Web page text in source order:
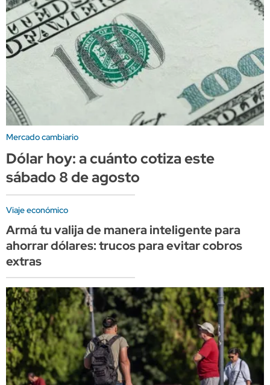
Mercado cambiario
Dólar hoy: a cuánto cotiza este
sábado 8 de agosto
Viaje económico
Armá tu valija de manera inteligente para
ahorrar dólares: trucos para evitar cobros
extras